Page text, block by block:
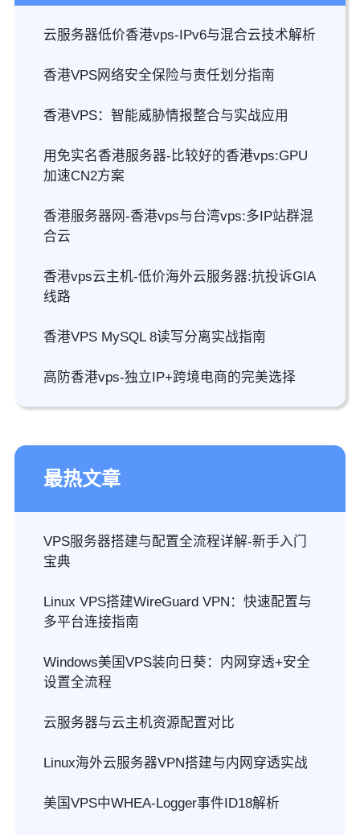
云服务器低价香港vps-IPv6与混合云技术解析
香港VPS网络安全保险与责任划分指南
香港VPS：智能威胁情报整合与实战应用
用免实名香港服务器-比较好的香港vps:GPU
加速CN2方案
香港服务器网-香港vps与台湾vps:多IP站群混
合云
香港vps云主机-低价海外云服务器:抗投诉GIA
线路
香港VPS MySQL 8读写分离实战指南
高防香港vps-独立IP+跨境电商的完美选择
最热文章
VPS服务器搭建与配置全流程详解-新手入门
宝典
Linux VPS搭建WireGuard VPN：快速配置与
多平台连接指南
Windows美国VPS装向日葵：内网穿透+安全
设置全流程
云服务器与云主机资源配置对比
Linux海外云服务器VPN搭建与内网穿透实战
美国VPS中WHEA-Logger事件ID18解析